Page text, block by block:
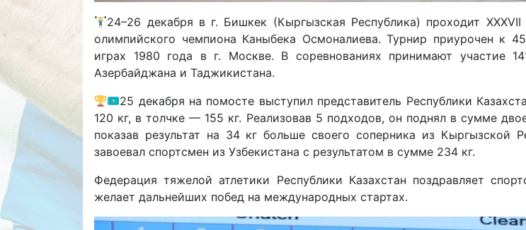
24–26 декабря в г. Бишкек (Кыргызская Республика) проходит
олимпийского чемпиона Каныбека Осмоналиева. Турнир приурочен к
играх 1980 года в г. Москве. В соревнованиях принимают участие
Азербайджана и Таджикистана.
25 декабря на помосте выступил представитель Республики
120 кг, в толчке — 155 кг. Реализовав 5 подходов, он поднял в сумме
показав результат на 34 кг больше своего соперника из Кыргызской
завоевал спортсмен из Узбекистана с результатом в сумме 234 кг.
Федерация тяжелой атлетики Республики Казахстан поздравляет
желает дальнейших побед на международных стартах.